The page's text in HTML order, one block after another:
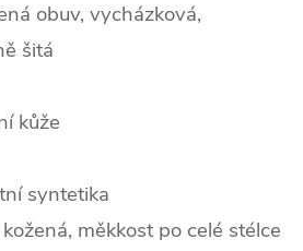
obuv, vycházková,
šitá
kůže
syntetika
měkkost po celé stélce